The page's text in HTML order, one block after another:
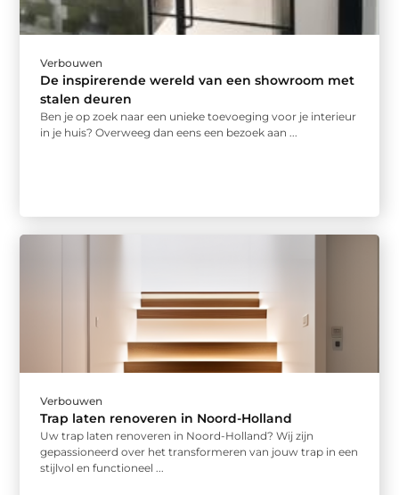
Verbouwen
De inspirerende wereld van een showroom met
stalen deuren
Ben je op zoek naar een unieke toevoeging voor je interieur
in je huis? Overweeg dan eens een bezoek aan ...
Verbouwen
Trap laten renoveren in Noord-Holland
Uw trap laten renoveren in Noord-Holland? Wij zijn
gepassioneerd over het transformeren van jouw trap in een
stijlvol en functioneel ...